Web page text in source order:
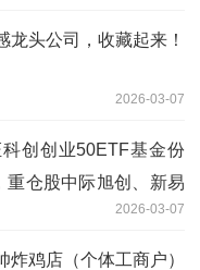
龙头公司，收藏起来！
2026-03-07
创创业50ETF基金份
重仓股中际旭创、新易
2026-03-07
炸鸡店（个体工商户）